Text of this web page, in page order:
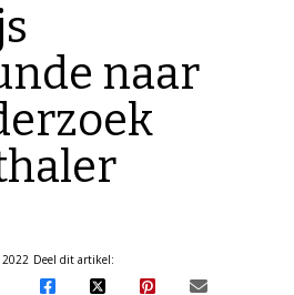
naar
Deel dit artikel: